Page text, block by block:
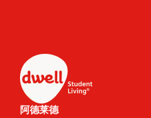
阿德莱德